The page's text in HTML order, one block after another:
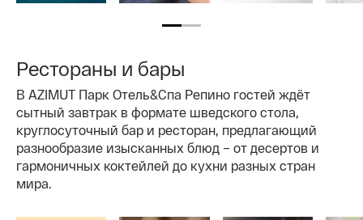
идеальные
Рестораны и бары
В AZIMUT Парк Отель&Спа Репино гостей ждёт
сытный завтрак в формате шведского стола,
круглосуточный бар и ресторан, предлагающий
разнообразие изысканных блюд – от десертов и
гармоничных коктейлей до кухни разных стран
мира.